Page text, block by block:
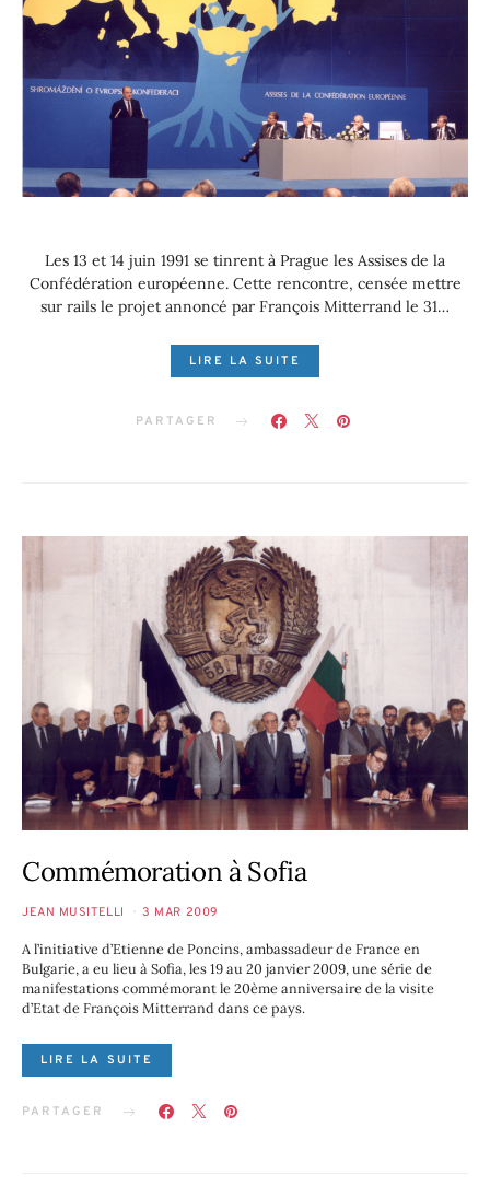
Les 13 et 14 juin 1991 se tinrent à Prague les Assises de la
Confédération européenne. Cette rencontre, censée mettre
sur rails le projet annoncé par François Mitterrand le 31…
LIRE LA SUITE
PARTAGER
Commémoration à Sofia
JEAN MUSITELLI 3 MAR 2009
A l’initiative d’Etienne de Poncins, ambassadeur de France en
Bulgarie, a eu lieu à Sofia, les 19 au 20 janvier 2009, une série de
manifestations commémorant le 20ème anniversaire de la visite
d’Etat de François Mitterrand dans ce pays.
LIRE LA SUITE
PARTAGER